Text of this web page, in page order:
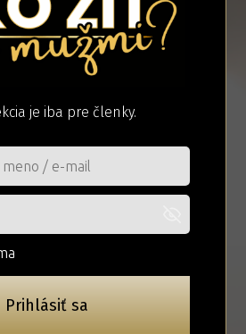
je iba pre členky.
Prihlásiť sa